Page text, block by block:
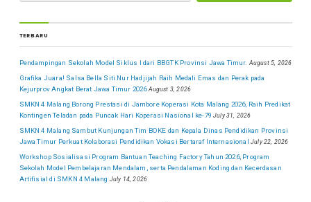
TERBARU
Pendampingan Sekolah Model Siklus I dari BBGTK Provinsi Jawa Timur. August 5, 2026
Grafika Juara! Salsa Bella Siti Nur Hadjijah Raih Medali Emas dan Perak pada
Kejurprov Angkat Berat Jawa Timur 2026 August 3, 2026
SMKN 4 Malang Borong Prestasi di Jambore Koperasi Kota Malang 2026, Raih Predikat
Kontingen Teladan pada Puncak Hari Koperasi Nasional ke-79 July 31, 2026
SMKN 4 Malang Sambut Kunjungan Tim BOKE dan Kepala Dinas Pendidikan Provinsi
Jawa Timur Perkuat Kolaborasi Pendidikan Vokasi Bertaraf Internasional July 22, 2026
Workshop Sosialisasi Program Bantuan Teaching Factory Tahun 2026, Program
Sekolah Model Pembelajaran Mendalam, serta Pendalaman Koding dan Kecerdasan
Artifisial di SMKN 4 Malang July 14, 2026